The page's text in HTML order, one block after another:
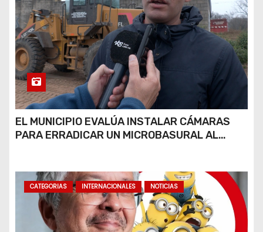
EL MUNICIPIO EVALÚA INSTALAR CÁMARAS
PARA ERRADICAR UN MICROBASURAL AL
CATEGORIAS INTERNACIONALES NOTICIAS